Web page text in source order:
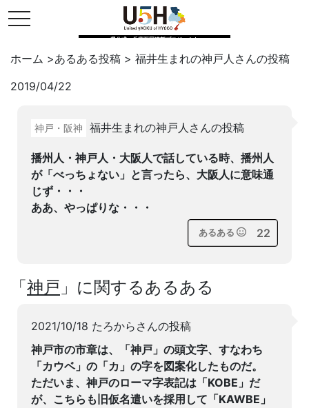
toggle navigation
県公式・兵庫五国連邦プロジェクト
ホーム >あるある投稿 > 福井生まれの神戸人 さんの投稿
2019/04/22
神戸・阪神 福井生まれの神戸人さんの投稿
播州人・神戸人・大阪人で話している時、播州人
が「べっちょない」と言ったら、大阪人に意味通
じず・・・
ああ、やっぱりな・・・
あるある 22
「神戸 」に関するあるある
2021/10/18 たろからさんの投稿
神戸市の市章は、「神戸」の頭文字、すなわち
「カウベ」の「カ」の字を図案化したものだ。
ただいま、神戸のローマ字表記は「KOBE」だ
が、こちらも旧仮名遣いを採用して「KAWBE」